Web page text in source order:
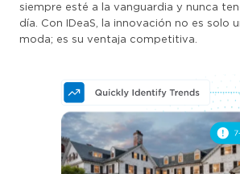
siempre esté a la vanguardia y nunca
día. Con IDeaS, la innovación no es solo
moda; es su ventaja competitiva.